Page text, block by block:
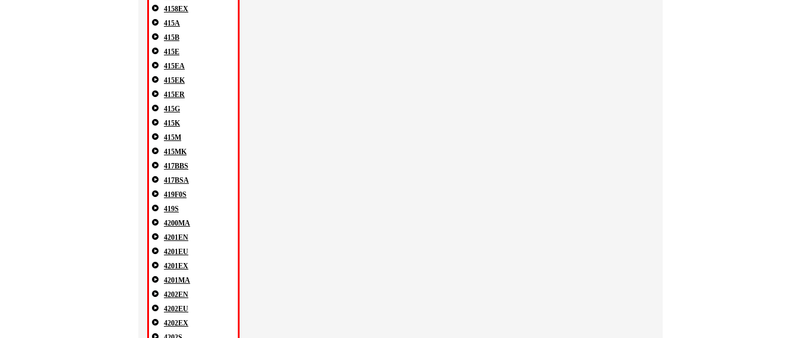
4158EX
415A
415B
415E
415EA
415EK
415ER
415G
415K
415M
415MK
417BBS
417BSA
419F0S
419S
4200MA
4201EN
4201EU
4201EX
4201MA
4202EN
4202EU
4202EX